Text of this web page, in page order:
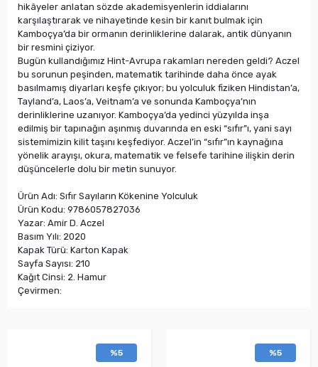
hikâyeler anlatan sözde akademisyenlerin iddialarını
karşılaştırarak ve nihayetinde kesin bir kanıt bulmak için
Kamboçya’da bir ormanın derinliklerine dalarak, antik dünyanın
bir resmini çiziyor.
Bugün kullandığımız Hint-Avrupa rakamları nereden geldi? Aczel
bu sorunun peşinden, matematik tarihinde daha önce ayak
basılmamış diyarları keşfe çıkıyor; bu yolculuk fiziken Hindistan’a,
Tayland’a, Laos’a, Veitnam’a ve sonunda Kamboçya’nın
derinliklerine uzanıyor. Kamboçya’da yedinci yüzyılda inşa
edilmiş bir tapınağın aşınmış duvarında en eski “sıfır”ı, yani sayı
sistemimizin kilit taşını keşfediyor. Aczel’in “sıfır”ın kaynağına
yönelik arayışı, okura, matematik ve felsefe tarihine ilişkin derin
düşüncelerle dolu bir metin sunuyor.
Ürün Adı: Sıfır Sayıların Kökenine Yolculuk
Ürün Kodu: 9786057827036
Yazar: Amir D. Aczel
Basım Yılı: 2020
Kapak Türü: Karton Kapak
Sayfa Sayısı: 210
Kağıt Cinsi: 2. Hamur
Çevirmen:
%5 %5